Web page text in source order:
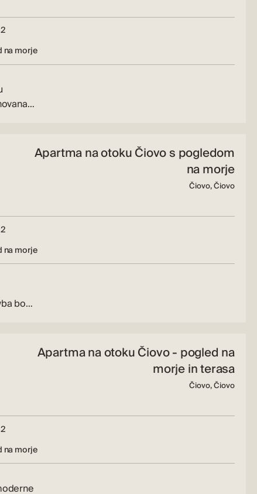
na morje
Apartma na otoku Čiovo s pogledom
na morje
Čiovo, Čiovo
na morje
bo…
Apartma na otoku Čiovo - pogled na
morje in terasa
Čiovo, Čiovo
na morje